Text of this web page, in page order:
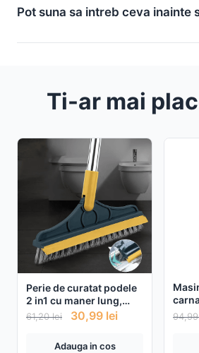
Pot suna sa intreb ceva inainte
Ti-ar mai
Perie de curatat podele
2 in1 cu maner lung,
racleta si perie
ajustabila in forma de V
61,20lei 30,99 lei
Adauga in cos